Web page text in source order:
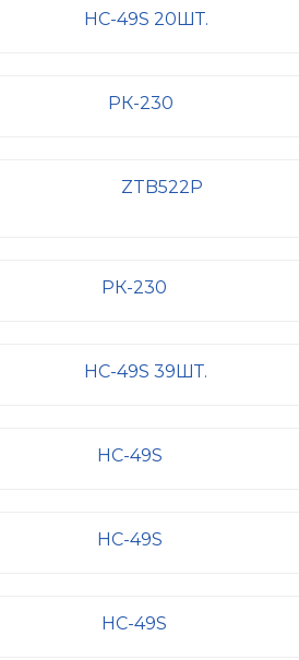
HC-49S 20ШТ.
РК-230
ZTB522P
РК-230
HC-49S 39ШТ.
HC-49S
HC-49S
HC-49S